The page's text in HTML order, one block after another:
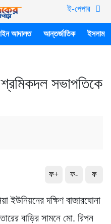
ই-পেপার
আদালত আন্তর্জাতিক ইসলাম
সভাপতিকে
ফ+ ফ- ফ
ইউনিয়নের দক্ষিণ বাজারঘোনা
বাড়ির সামনে মো. রিপন